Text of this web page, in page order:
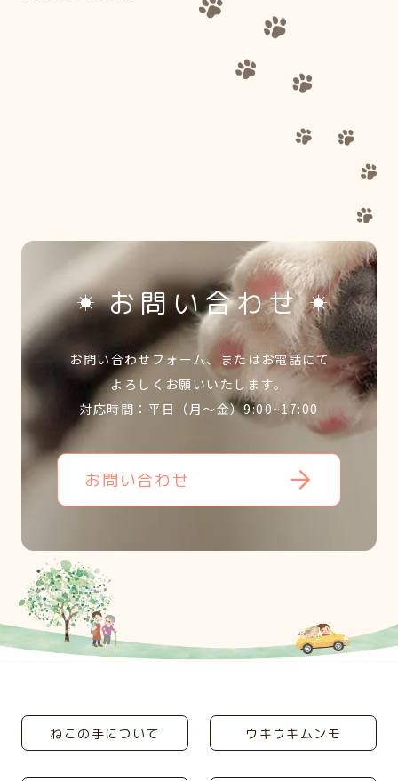
お問い合わせ
お問い合わせフォーム、またはお電話にて
よろしくお願いいたします。
対応時間：平日（月～金）9:00~17:00
お問い合わせ
ねこの手について ウキウキムンモ